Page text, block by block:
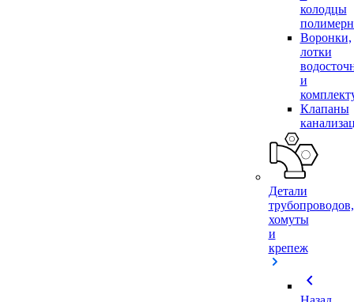
колодцы
Воронки,
лотки
и
Клапаны
Детали
трубопроводов,
хомуты
и
крепеж
chevron_left